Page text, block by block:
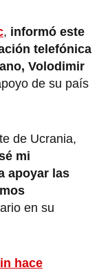
, informó este
telefónica
Volodimir
de su país
de Ucrania,
mi
apoyar las
en su
hace